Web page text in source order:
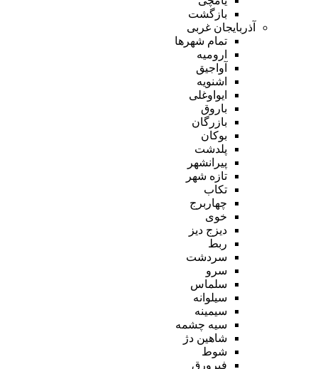
بازگشت
آذربایجان غربی
تمام شهر‌ها
ارومیه
آواجیق
اشنویه
ایواوغلی
باروق
بازرگان
بوکان
پلدشت
پیرانشهر
تازه شهر
تکاب
چهاربرج
خوی
دیزج دیز
ربط
سردشت
سرو
سلماس
سیلوانه
سیمینه
سیه چشمه
شاهین دژ
شوط
فیرورق